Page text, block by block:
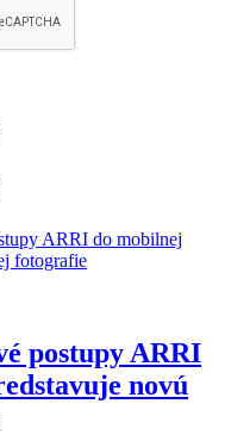
postupy ARRI
novú